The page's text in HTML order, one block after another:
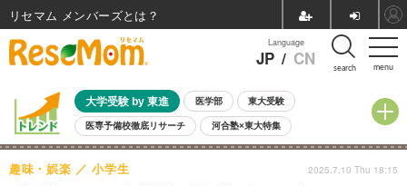
menu
Language
JP / CN search
大学受験 by 東進 医学部 東大受験
医専予備校徹底リサーチ 河合塾×東大特集
親子で考える大学選び 高校受験 中学受験 小学校受験
共通テスト 夏休み
趣味・娯楽 小学生 2025.7.10 Thu 18:15
リセマム メンバーズ